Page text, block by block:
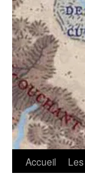
Accueil